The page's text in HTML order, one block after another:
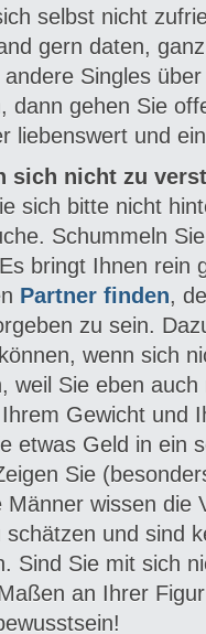
selbst nicht
gern daten,
Singles
dann gehen Sie
liebenswert und
sich nicht zu
sich bitte nicht
Schummeln
bringt Ihnen rein
Partner finden,
zu sein.
wenn sich
weil Sie eben
Gewicht und
etwas Geld in ein
Sie
Männer wissen die
schätzen und sind
Sind Sie mit sich
an Ihrer